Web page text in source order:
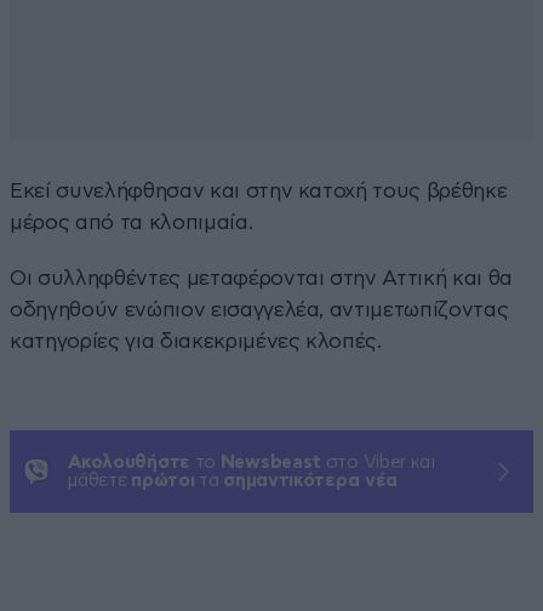
Εκεί συνελήφθησαν και στην κατοχή τους βρέθηκε
μέρος από τα κλοπιμαία.
Οι συλληφθέντες μεταφέρονται στην Αττική και θα
οδηγηθούν ενώπιον εισαγγελέα, αντιμετωπίζοντας
κατηγορίες για διακεκριμένες κλοπές.
Ακολουθήστε το Newsbeast στο Viber και
μάθετε πρώτοι τα σημαντικότερα νέα